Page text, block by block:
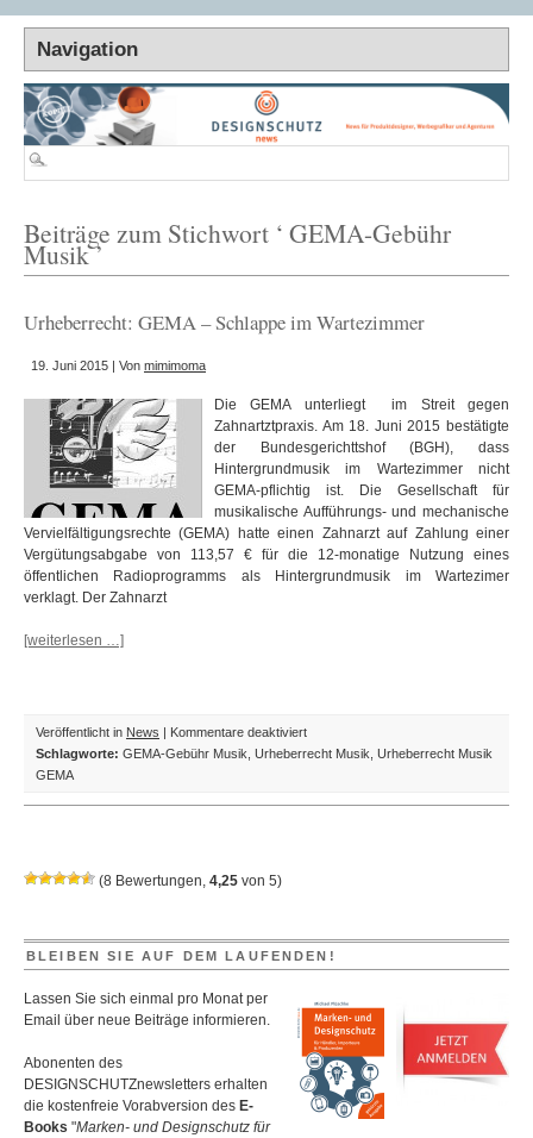
Beiträge zum Stichwort ‘ GEMA-Gebühr
Musik ’
Urheberrecht: GEMA – Schlappe im Wartezimmer
19. Juni 2015 | Von mimimoma
Die GEMA unterliegt im Streit gegen
Zahnartztpraxis. Am 18. Juni 2015 bestätigte
der Bundesgerichttshof (BGH), dass
Hintergrundmusik im Wartezimmer nicht
GEMA-pflichtig ist. Die Gesellschaft für
musikalische Aufführungs- und mechanische
Vervielfältigungsrechte (GEMA) hatte einen Zahnarzt auf Zahlung einer
Vergütungsabgabe von 113,57 € für die 12-monatige Nutzung eines
öffentlichen Radioprogramms als Hintergrundmusik im Wartezimer
verklagt. Der Zahnarzt
[weiterlesen …]
Veröffentlicht in News | Kommentare deaktiviertfür
Urheberrecht:
Schlagworte: GEMA-Gebühr Musik Urheberrecht Musik Urheberrecht Musik
GEMA
(8 Bewertungen, 4,25 von 5)
BLEIBEN SIE AUF DEM LAUFENDEN!
Lassen Sie sich einmal pro Monat per
Email über neue Beiträge informieren.
Abonenten des
DESIGNSCHUTZnewsletters erhalten
die kostenfreie Vorabversion des E-
Books "Marken- und Designschutz für